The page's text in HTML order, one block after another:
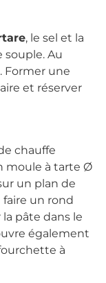
, le sel et la
Au
Former une
et réserver
chauffe
moule à tarte Ø
un plan de
un rond
pâte dans le
également
à